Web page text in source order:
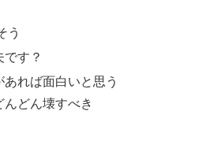
う
す？
れば面白いと思う
どん壊すべき